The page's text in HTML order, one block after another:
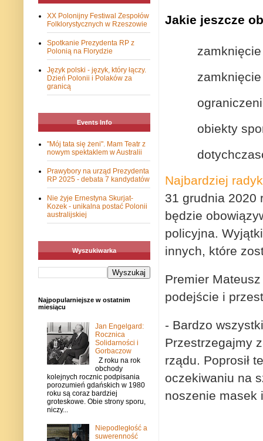
Jakie jeszcze
obiekty
Najbardziej
31 grudnia 2020
będzie
policyjna.
innych, które
Premier
podejście i
- Bardzo
Przestrzegajmy
rządu. Poprosił
oczekiwaniu na
noszenie masek
XX Polonijny Festiwal Zespołów
Folklorystycznych w Rzeszowie
Spotkanie Prezydenta RP z
Polonią na Florydzie
Język polski - język, który łączy.
Dzień Polonii i Polaków za
granicą
Events Info
"Mój tata się żeni". Mam Teatr z
nowym spektaklem w Australii
Prawybory na urząd Prezydenta
RP 2025 - debata 7 kandydatów
Nie żyje Ernestyna Skurjat-
Kozek - unikalna postać Polonii
australijskiej
Wyszukiwarka
Najpopularniejsze w ostatnim
miesiącu
Jan Engelgard:
Rocznica
Solidarności i
Gorbaczow
Z roku na rok
obchody
kolejnych rocznic podpisania
porozumień gdańskich w 1980
roku są coraz bardziej
groteskowe. Obie strony sporu,
niczy...
Niepodległość a
suwerenność